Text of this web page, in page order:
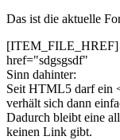
Das ist die aktuelle
[ITEM_FILE_HREF]
href="sdgsgsdf"
Sinn dahinter:
Seit HTML5 darf ein
verhält sich dann
Dadurch bleibt eine
keinen Link gibt.